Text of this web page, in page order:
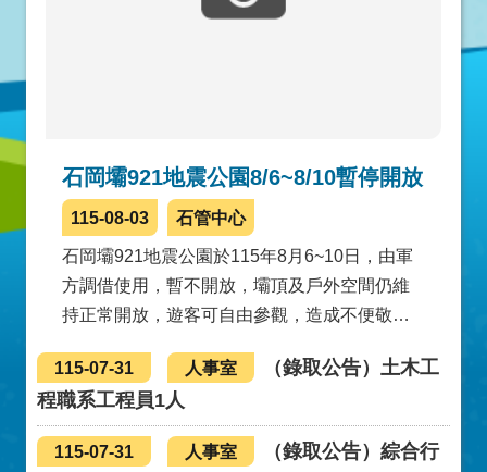
石岡壩921地震公園8/6~8/10暫停開放
115-08-03 石管中心
石岡壩921地震公園於115年8月6~10日，由軍
方調借使用，暫不開放，壩頂及戶外空間仍維
持正常開放，遊客可自由參觀，造成不便敬請
115-07-31 人事室
（錄取公告）土木工
程職系工程員1人
115-07-31 人事室
（錄取公告）綜合行